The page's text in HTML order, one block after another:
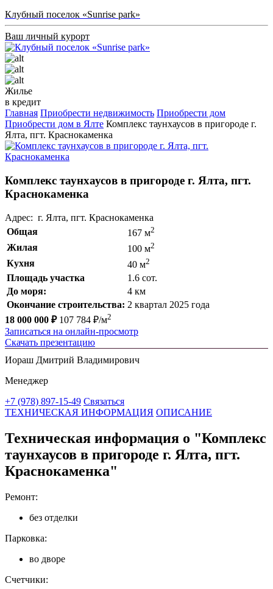
Клубный поселок «Sunrise park»
Ваш личный курорт
Жилье
в кредит
Главная Приобрести недвижимость Приобрести дом
Приобрести дом в Ялте Комплекс таунхаусов в пригороде г.
Ялта, пгт. Краснокаменка
Комплекс таунхаусов в пригороде г. Ялта, пгт.
Краснокаменка
Адрес: г. Ялта, пгт. Краснокаменка
Общая
167 м2
Жилая 100 м2
Кухня 40 м2
Площадь участка
1.6 сот.
До моря:
4 км
Окончание строительства: 2 квартал 2025 года
18 000 000 ₽ 107 784 ₽/м2
Записаться на онлайн-просмотр
Скачать презентацию
Иораш Дмитрий Владимирович
Менеджер
+7 (978) 897-15-49 Связаться
ТЕХНИЧЕСКАЯ ИНФОРМАЦИЯ ОПИСАНИЕ
Техническая информация о "Комплекс
таунхаусов в пригороде г. Ялта, пгт.
Краснокаменка"
Ремонт:
без отделки
Парковка:
во дворе
Счетчики: